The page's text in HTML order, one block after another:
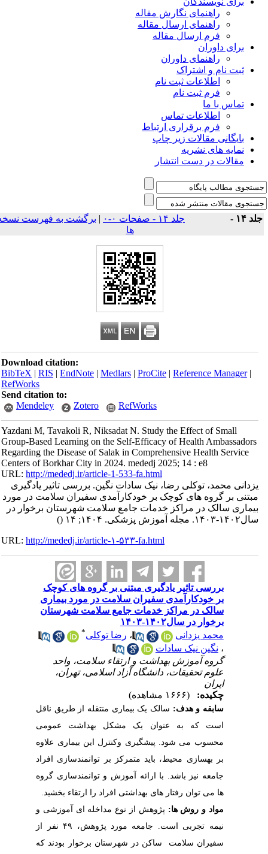
راهنمای نگارش مقاله
راهنمای ارسال مقاله
فرم ارسال مقاله
برای داوران
راهنمای داوران
ثبت نام و اشتراک
اطلاعات ثبت نام
فرم ثبت نام
تماس با ما
اطلاعات تماس
فرم برقراری ارتباط
بایگانی مقالات زیر چاپ
نمایه های نشریه
مقالات در دست انتشار
۱۴ - جلد ۱۴ - صفحات ۰-۰ | برگشت به فهرست نسخه
ها
Download citation:
BibTeX|RIS|EndNote|Medlars|ProCite|Reference Manager
RefWorks
Send citation to:
Mendeley
Zotero RefWorks
Yazdani M, Tavakoli R, Niksadat N. Study the Effect of Small
Group-Based Learning on the Self-Efficacy of Health Ambassadors
Regarding the Disease of Salak in Comprehensive Health Service
Centers of Borkhar City in 2024. mededj 2025; 14 : e8
URL:http://mededj.ir/article-1-533-fa.html
یزدانی محمد، توکلی رضا، نیک سادات نگین. بررسی تاثیر یادگیری
مبتنی بر گروه های کوچک بر خودکارآمدی سفیران سلامت در مورد
بیماری سالک در مراکز خدمات جامع سلامت شهرستان برخوار در
سال۱۴۰۲-۱۴۰۳. مجله آموزش پزشکی. ۱۴۰۴; ۱۴
()
URL:http://mededj.ir/article-۱-۵۳۳-fa.html
بررسی تاثیر یادگیری مبتنی بر گروه های کوچک
بر خودکارآمدی سفیران سلامت در مورد بیماری
سالک در مراکز خدمات جامع سلامت شهرستان
برخوار در سال۱۴۰۲-۱۴۰۳
محمد یزدانی
،رضا توکلی
نگین نیک سادات
گروه آموزش بهداشت و ارتقاء سلامت، واحد
علوم تحقیقات، دانشگاه آزاد اسلامی، تهران،
ایران
چکیده:
سابقه و هدف:سالک یک بیماری منتقله از طریق ناقل
است که به عنوان یک مشکل بهداشت عمومی
محسوب می شود. پیشگیری وکنترل این بیماری علاوه
بر بهسازی محیط، باید متمرکز بر توانمندسازی افراد
جامعه نیز باشد. با ارائه آموزش و توانمندسازی گروه
ها می توان رفتار های بهداشتی افراد را ارتقاء بخشید.
مواد و روش ها: پژوهش از نوع مداخله ای آموزشی و
نیمه تجربی است. جامعه مورد پژوهش، ۴۹ نفر از
سفیران سلامت ساکن در شهرستان برخوار بودند که